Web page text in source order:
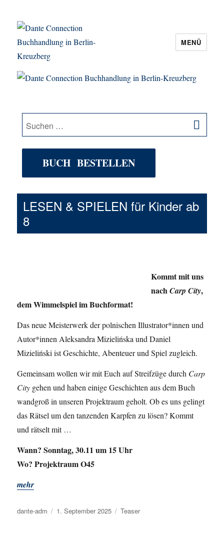
Dante Connection Buchhandlung in
MENÜ
Suche
nach:
BUCH BESTELLEN
LESEN & SPIELEN für Kinder ab
8
Kommt mit uns
nachCarp City,
dem Wimmelspiel im Buchformat!
Das neue Meisterwerk der polnischen Illustrator*innen und
Autor*innen Aleksandra Mizielińska und Daniel
Mizieliński ist Geschichte, Abenteuer und Spiel zugleich.
Gemeinsam wollen wir mit Euch auf Streifzüge durch Carp
City gehen und haben einige Geschichten aus dem Buch
wandgroß in unseren Projektraum geholt. Ob es uns gelingt
das Rätsel um den tanzenden Karpfen zu lösen? Kommt
und rätselt mit …
Wann? Sonntag, 30.11 um 15 Uhr
Wo? Projektraum O45
mehr
Autor
dante-adm
Veröffentlicht
1. September 2025 Kategorien
Teaser